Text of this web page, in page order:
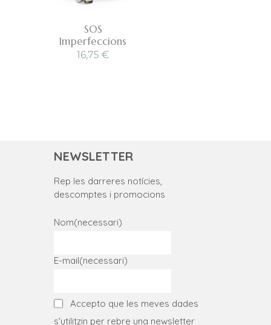
SOS
Imperfeccions
16,75 €
NEWSLETTER
Rep les darreres notícies,
descomptes i promocions
Nom(necessari)
E-mail(necessari)
Accepto que les meves dades
s'utilitzin per rebre una newsletter